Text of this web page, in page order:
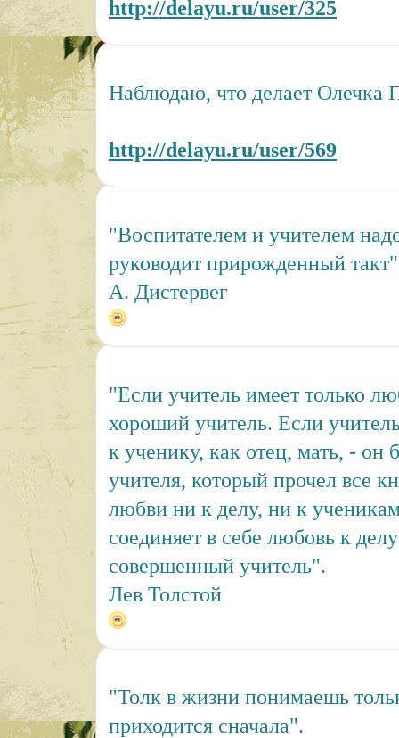
http://delayu.ru/user/325
Наблюдаю, что делает Олечка
http://delayu.ru/user/569
"Воспитателем и учителем
руководит прирожденный
А. Дистервег
"Если учитель имеет только
хороший учитель. Если
к ученику, как отец, мать, - он
учителя, который прочел все
любви ни к делу, ни к
соединяет в себе любовь к
совершенный учитель".
Лев Толстой
"Толк в жизни понимаешь
приходится сначала".